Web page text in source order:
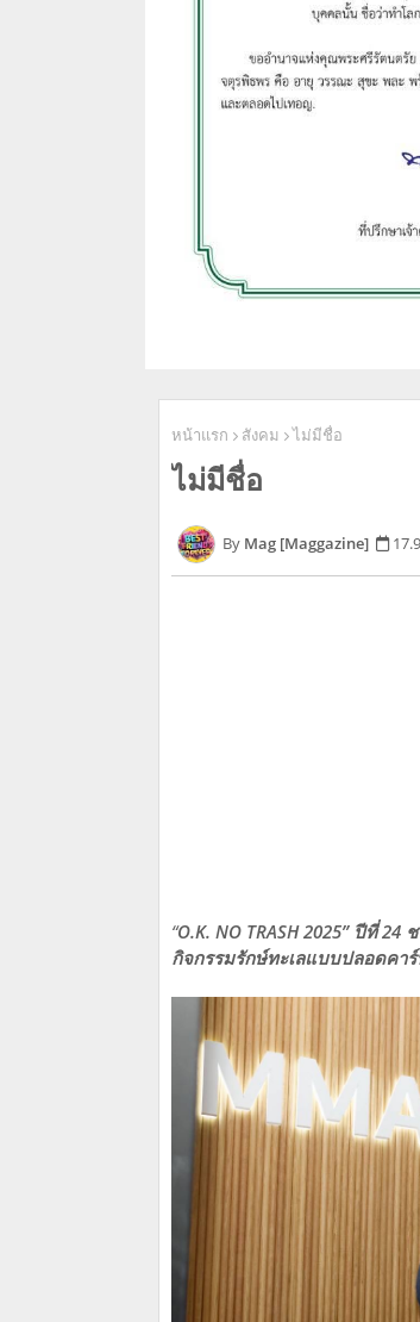
หน้าแรก สังคม ไม่มีชื่อ
ไม่มีชื่อ
Mag [Maggazine]
“O.K. NO TRASH 2025” ปีที่
กิจกรรมรักษ์ทะเลแบบปลอดคา